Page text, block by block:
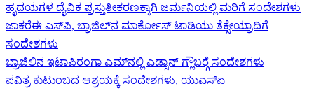
ಹೃದಯಗಳ ದೈವಿಕ ಪ್ರಸ್ತುತೀಕರಣಕ್ಕಾಗಿ ಜರ್ಮನಿಯಲ್ಲಿ ಮರಿಗೆ ಸಂದೇಶಗಳು
ಜಾಕರೆಈ ಎಸ್‌ಪಿ, ಬ್ರಾಜಿಲ್‌ನ ಮಾರ್ಕೋಸ್ ಟಾಡಿಯು ತೆಕ್ಸೇಯ್ರಾದಿಗೆ
ಸಂದೇಶಗಳು
ಬ್ರಾಜಿಲಿನ ಇಟಾಪಿರಂಗಾ ಎಮ್‌ನಲ್ಲಿ ಎಡ್ಸಾನ್ ಗ್ಲೌಬರ್‍ಗೆ ಸಂದೇಶಗಳು
ಪವಿತ್ರ ಕುಟುಂಬದ ಆಶ್ರಯಕ್ಕೆ ಸಂದೇಶಗಳು, ಯುಎಸ್‌ಏ